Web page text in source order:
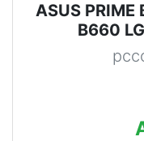
ASUS
B660